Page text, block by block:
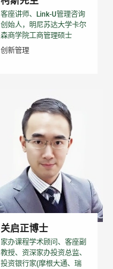
客座讲师、Link-U管理咨询
创始人，明尼苏达大学卡尔
森商学院工商管理硕士
创新管理
关启正博士
家办课程学术顾问、客座副
教授、资深家办投资总监、
投资银行家(摩根大通、瑞